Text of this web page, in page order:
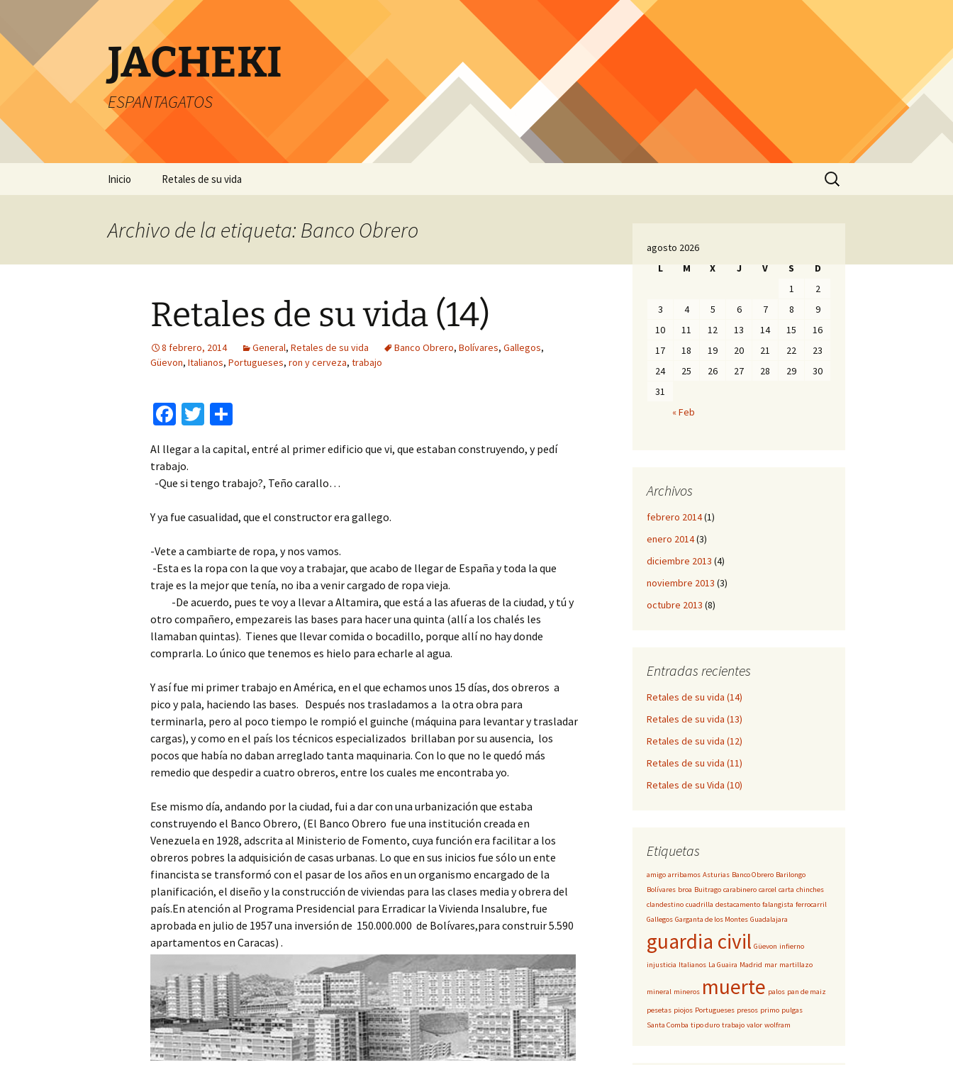
JACHEKI
ESPANTAGATOS
Inicio Retales de su vida
Buscar:
Archivo de la etiqueta: Banco Obrero
Retales de su vida (14)
8 febrero, 2014 General, Retales de su vida Banco Obrero, Bolívares, Gallegos,
Güevon, Italianos, Portugueses, ron y cerveza, trabajo
Fa
b
o
k
T
tt
er
m
p
tir
Al llegar a la capital, entré al primer edificio que vi, que estaban construyendo, y pedí
trabajo.
-Que si tengo trabajo?, Teño carallo…
Y ya fue casualidad, que el constructor era gallego.
-Vete a cambiarte de ropa, y nos vamos.
-Esta es la ropa con la que voy a trabajar, que acabo de llegar de España y toda la que
traje es la mejor que tenía, no iba a venir cargado de ropa vieja.
-De acuerdo, pues te voy a llevar a Altamira, que está a las afueras de la ciudad, y tú y
otro compañero, empezareis las bases para hacer una quinta (allí a los chalés les
llamaban quintas). Tienes que llevar comida o bocadillo, porque allí no hay donde
comprarla. Lo único que tenemos es hielo para echarle al agua.
Y así fue mi primer trabajo en América, en el que echamos unos 15 días, dos obreros a
pico y pala, haciendo las bases. Después nos trasladamos a la otra obra para
terminarla, pero al poco tiempo le rompió el guinche (máquina para levantar y trasladar
cargas), y como en el país los técnicos especializados brillaban por su ausencia, los
pocos que había no daban arreglado tanta maquinaria. Con lo que no le quedó más
remedio que despedir a cuatro obreros, entre los cuales me encontraba yo.
Ese mismo día, andando por la ciudad, fui a dar con una urbanización que estaba
construyendo el Banco Obrero, (El Banco Obrero fue una institución creada en
Venezuela en 1928, adscrita al Ministerio de Fomento, cuya función era facilitar a los
obreros pobres la adquisición de casas urbanas. Lo que en sus inicios fue sólo un ente
financista se transformó con el pasar de los años en un organismo encargado de la
planificación, el diseño y la construcción de viviendas para las clases media y obrera del
país.En atención al Programa Presidencial para Erradicar la Vivienda Insalubre, fue
aprobada en julio de 1957 una inversión de 150.000.000 de Bolívares,para construir 5.590
apartamentos en Caracas) .
agosto 2026
L
M X J V S
D
1
2
3
4 5 6 7 8
9
10
11 12 13 14 15
16
17
18 19 20 21 22
23
24
25 26 27 28 29
30
31
« Feb
Archivos
febrero 2014(1)
enero 2014(3)
diciembre 2013 (4)
noviembre 2013 (3)
octubre 2013 (8)
Entradas recientes
Retales de su vida (14)
Retales de su vida (13)
Retales de su vida (12)
Retales de su vida (11)
Retales de su Vida (10)
Etiquetas
amigo arribamos Asturias Banco Obrero Barilongo
Bolívares broa Buitrago carabinero carcel carta chinches
clandestino cuadrilla destacamento falangista ferrocarril
Gallegos Garganta de los Montes Guadalajara
guardia civil Güevon infierno
injusticia Italianos La Guaira Madrid mar martillazo
mineral mineros muerte palos pan de maiz
pesetas piojos Portugueses presos primo pulgas
Santa Comba tipo duro trabajo valor wolfram